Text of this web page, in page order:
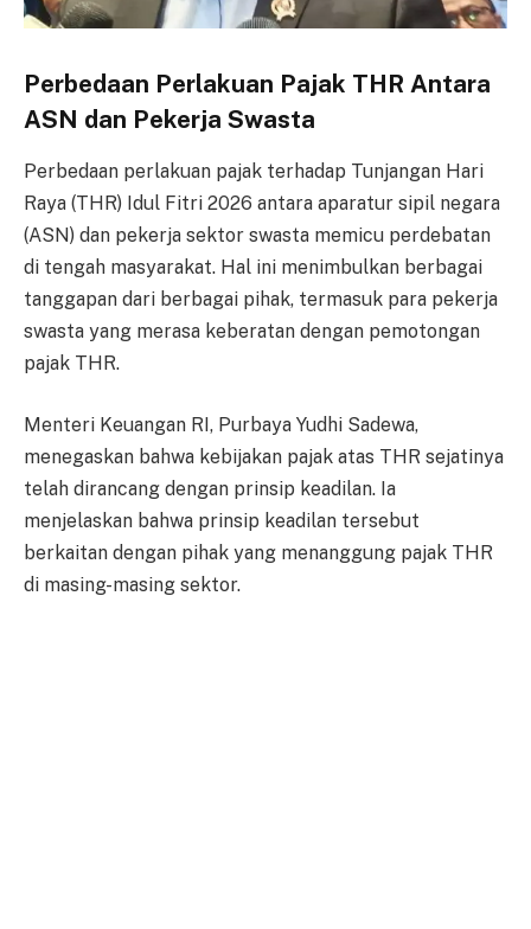
Perbedaan Perlakuan Pajak THR Antara
ASN dan Pekerja Swasta
Perbedaan perlakuan pajak terhadap Tunjangan Hari
Raya (THR) Idul Fitri 2026 antara aparatur sipil negara
(ASN) dan pekerja sektor swasta memicu perdebatan
di tengah masyarakat. Hal ini menimbulkan berbagai
tanggapan dari berbagai pihak, termasuk para pekerja
swasta yang merasa keberatan dengan pemotongan
pajak THR.
Menteri Keuangan RI, Purbaya Yudhi Sadewa,
menegaskan bahwa kebijakan pajak atas THR sejatinya
telah dirancang dengan prinsip keadilan. Ia
menjelaskan bahwa prinsip keadilan tersebut
berkaitan dengan pihak yang menanggung pajak THR
di masing-masing sektor.